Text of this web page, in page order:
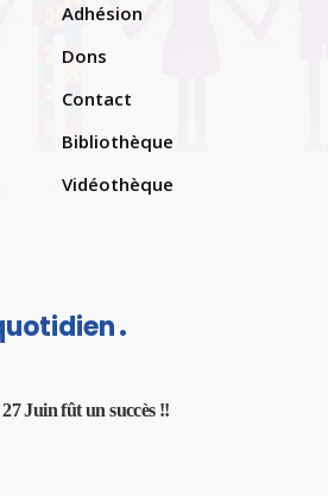
Adhésion
Dons
Contact
Bibliothèque
Vidéothèque
Juin fût un succès !!